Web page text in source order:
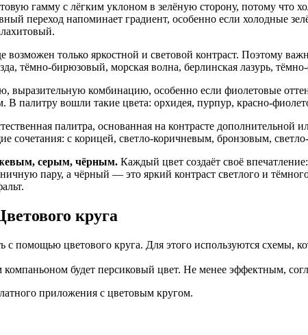
гамму с лёгким уклоном в зелёную сторону, потому что
переход напоминает градиент, особенно если холодные
возможен только яркостной и световой контраст. Поэтому
тёмно-бирюзовый, морская волна, берлинская лазурь,
выразительную комбинацию, особенно если фиолетовые
В палитру вошли такие цвета: орхидея, пурпур, красно-
палитра, основанная на контрасте дополнительной
сочетания: с корицей, светло-коричневым, бронзовым,
серым, чёрным. Каждый цвет создаёт своё
пару, а чёрный — это яркий контраст светлого и
круга
помощью цветового круга. Для этого используются схемы,
будет персиковый цвет. Не менее эффектным,
приложения с цветовым кругом.